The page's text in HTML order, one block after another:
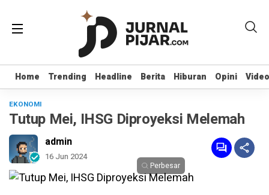
Home Trending Headline Berita Hiburan Opini Video
Home Trending Headline Berita Hiburan Opini Video
EKONOMI
Tutup Mei, IHSG Diproyeksi Melemah
admin
16 Jun 2024
Perbesar